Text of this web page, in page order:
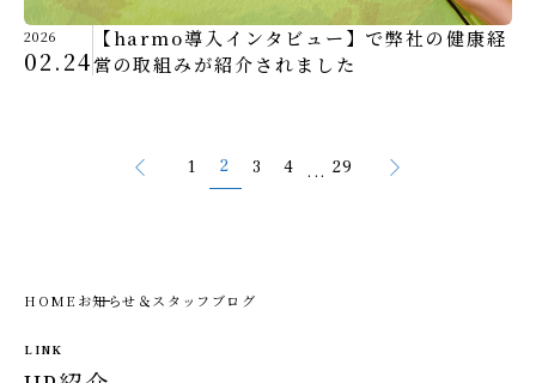
2026
02.24
【harmo導入インタビュー】で弊社の健康経
営の取組みが紹介されました
1 2 3 4 ... 29
HOME お知らせ＆スタッフブログ
LINK